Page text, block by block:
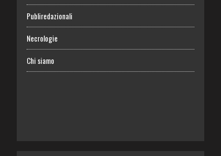
Publiredazionali
Necrologie
Chi siamo